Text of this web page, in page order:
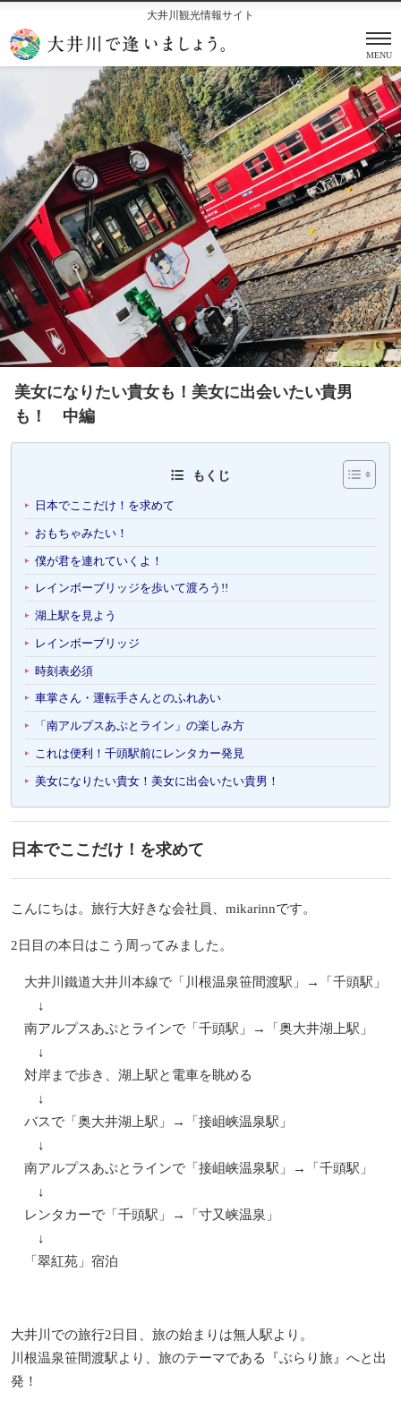
大井川観光情報サイト
MENU
美女になりたい貴女も！美女に出会いたい貴男
も！ 中編
もくじ
日本でここだけ！を求めて
おもちゃみたい！
僕が君を連れていくよ！
レインボーブリッジを歩いて渡ろう!!
湖上駅を見よう
レインボーブリッジ
時刻表必須
車掌さん・運転手さんとのふれあい
「南アルプスあぷとライン」の楽しみ方
これは便利！千頭駅前にレンタカー発見
美女になりたい貴女！美女に出会いたい貴男！
日本でここだけ！を求めて
こんにちは。旅行大好きな会社員、mikarinnです。
2日目の本日はこう周ってみました。
大井川鐵道大井川本線で「川根温泉笹間渡駅」→「千頭駅」
↓
南アルプスあぷとラインで「千頭駅」→「奥大井湖上駅」
↓
対岸まで歩き、湖上駅と電車を眺める
↓
バスで「奥大井湖上駅」→「接岨峡温泉駅」
↓
南アルプスあぷとラインで「接岨峡温泉駅」→「千頭駅」
↓
レンタカーで「千頭駅」→「寸又峡温泉」
↓
「翠紅苑」宿泊
大井川での旅行2日目、旅の始まりは無人駅より。
川根温泉笹間渡駅より、旅のテーマである『ぶらり旅』へと出
発！